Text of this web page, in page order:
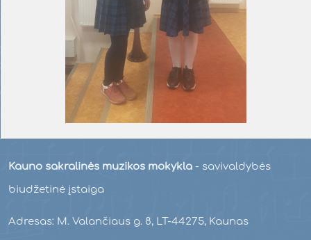
Kauno sakralinės muzikos mokykla - savivaldybės
biudžetinė įstaiga
Adresas: M. Valančiaus g. 8, LT-44275, Kaunas